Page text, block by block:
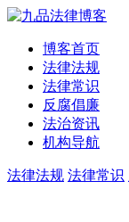
博客首页
法律法规
法律常识
反腐倡廉
法治资讯
机构导航
法律法规 法律常识